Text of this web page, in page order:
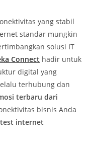
yang stabil
standar mungkin
solusi IT
Connect hadir untuk
digital yang
terhubung dan
terbaru dari
bisnis Anda
internet